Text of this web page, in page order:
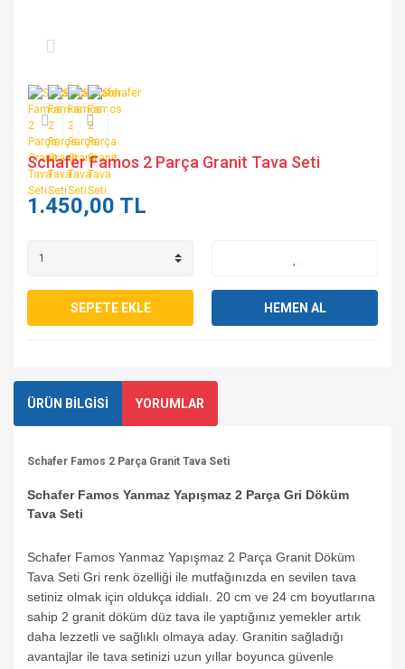
Schafer Famos 2 Parça Granit Tava Seti
1.450,00 TL
SEPETE EKLE HEMEN AL
ÜRÜN BİLGİSİ YORUMLAR
Schafer Famos 2 Parça Granit Tava Seti
Schafer Famos Yanmaz Yapışmaz 2 Parça Gri Döküm
Tava Seti
Schafer Famos Yanmaz Yapışmaz 2 Parça Granit Döküm
Tava Seti Gri renk özelliği ile mutfağınızda en sevilen tava
setiniz olmak için oldukça iddialı. 20 cm ve 24 cm boyutlarına
sahip 2 granit döküm düz tava ile yaptığınız yemekler artık
daha lezzetli ve sağlıklı olmaya aday. Granitin sağladığı
avantajlar ile tava setinizi uzun yıllar boyunca güvenle